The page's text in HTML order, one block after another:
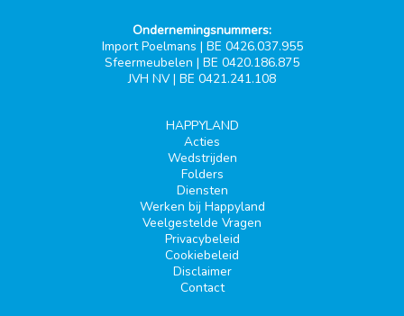
Ondernemingsnummers:
Import Poelmans | BE 0426.037.955
Sfeermeubelen | BE 0420.186.875
JVH NV | BE 0421.241.108
HAPPYLAND
Acties
Wedstrijden
Folders
Diensten
Werken bij Happyland
Veelgestelde Vragen
Privacybeleid
Cookiebeleid
Disclaimer
Contact